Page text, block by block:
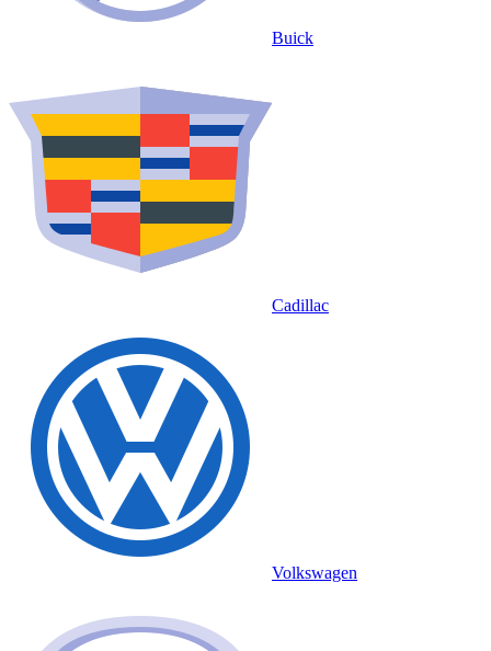
Buick
Cadillac
Volkswagen